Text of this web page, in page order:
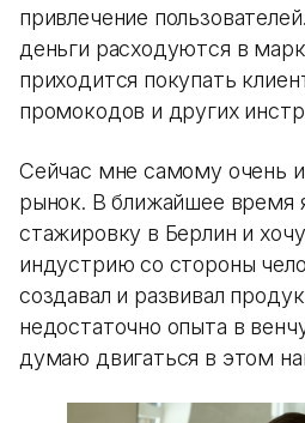
привлечение
деньги расходуются в
приходится покупать
промокодов и других
Сейчас мне самому очень
рынок. В ближайшее время
стажировку в Берлин и
индустрию со стороны
создавал и развивал
недостаточно опыта в
думаю двигаться в этом